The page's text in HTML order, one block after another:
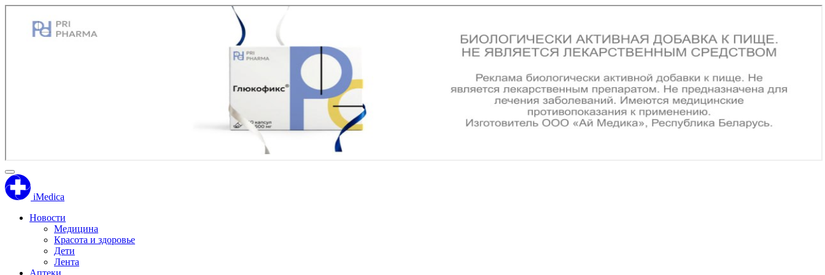
iMedica
Новости
Медицина
Красота и здоровье
Дети
Лента
Аптеки